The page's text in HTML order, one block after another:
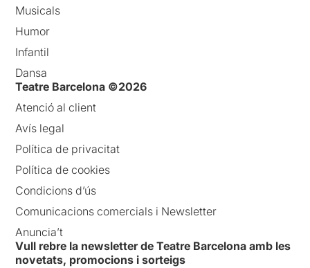
Musicals
Humor
Infantil
Dansa
Teatre Barcelona ©2026
Atenció al client
Avís legal
Política de privacitat
Política de cookies
Condicions d’ús
Comunicacions comercials i Newsletter
Anuncia’t
Vull rebre la newsletter de Teatre Barcelona amb les
novetats, promocions i sorteigs